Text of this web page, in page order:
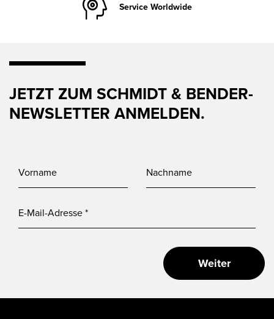
Service Worldwide
JETZT ZUM SCHMIDT & BENDER-
NEWSLETTER ANMELDEN.
Weiter